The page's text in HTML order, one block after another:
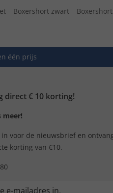
Boxershort zwart
één prijs
direct € 10 korting!
meer!
voor de nieuwsbrief en
korting van €10.